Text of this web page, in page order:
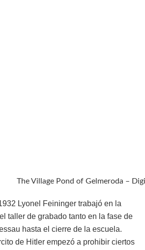
The Village Pond of Gelmeroda –
Lyonel Feininger trabajó en la
taller de grabado tanto en la fase de
hasta el cierre de la escuela.
de Hitler empezó a prohibir ciertos